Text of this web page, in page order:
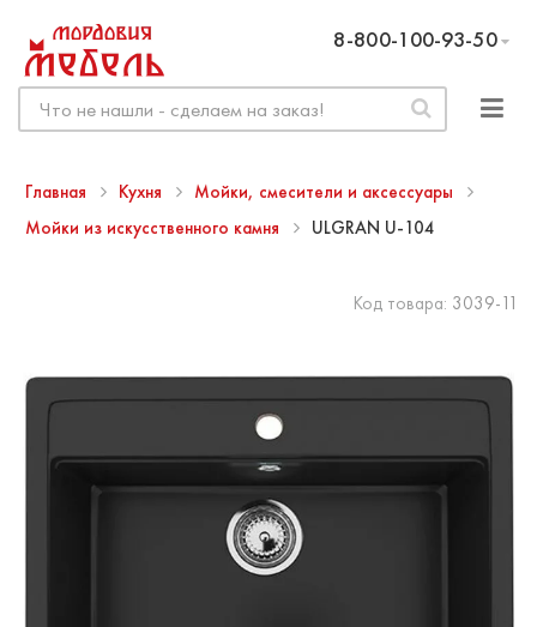
8-800-100-93-50
Главная Кухня
Мойки, смесители и аксессуары
Мойки из искусственного камня
ULGRAN U-104
Код товара: 3039-11